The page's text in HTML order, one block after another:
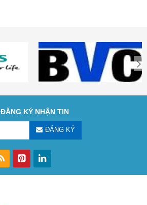
ĐĂNG KÝ NHẬN TIN
ĐĂNG KÝ